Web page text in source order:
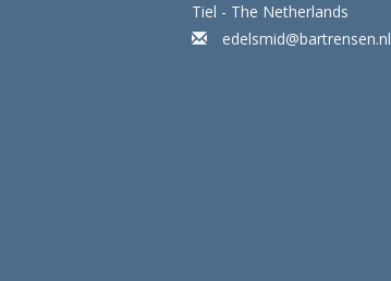
Tiel - The Netherlands
edelsmid@bartrensen.nl